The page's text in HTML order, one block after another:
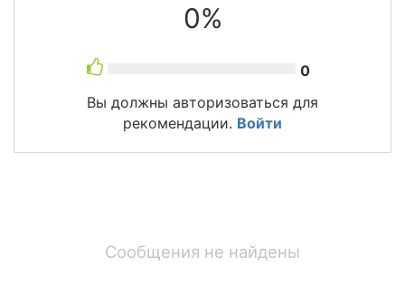
0%
0
Вы должны авторизоваться для
рекомендации. Войти
Сообщения не найдены